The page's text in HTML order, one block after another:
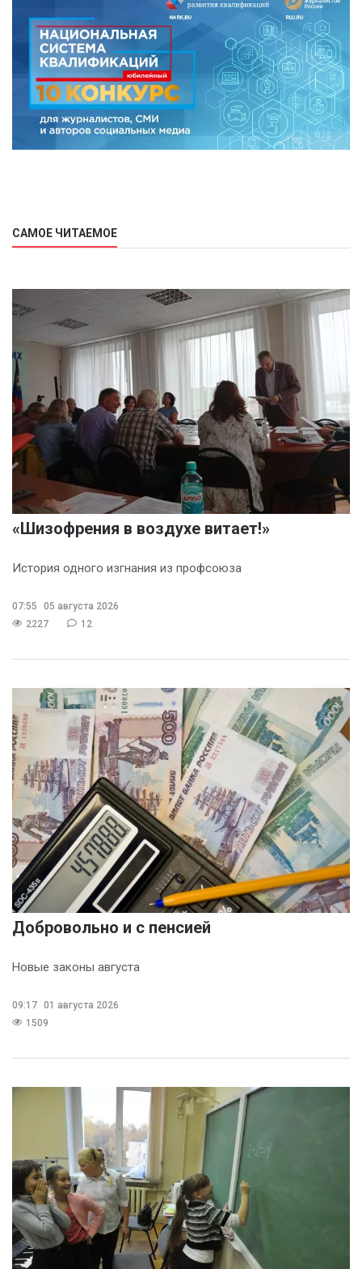
САМОЕ ЧИТАЕМОЕ
«Шизофрения в воздухе витает!»
История одного изгнания из профсоюза
07:55
05 августа 2026
2227
12
Добровольно и с пенсией
Новые законы августа
09:17 01 августа 2026
1509